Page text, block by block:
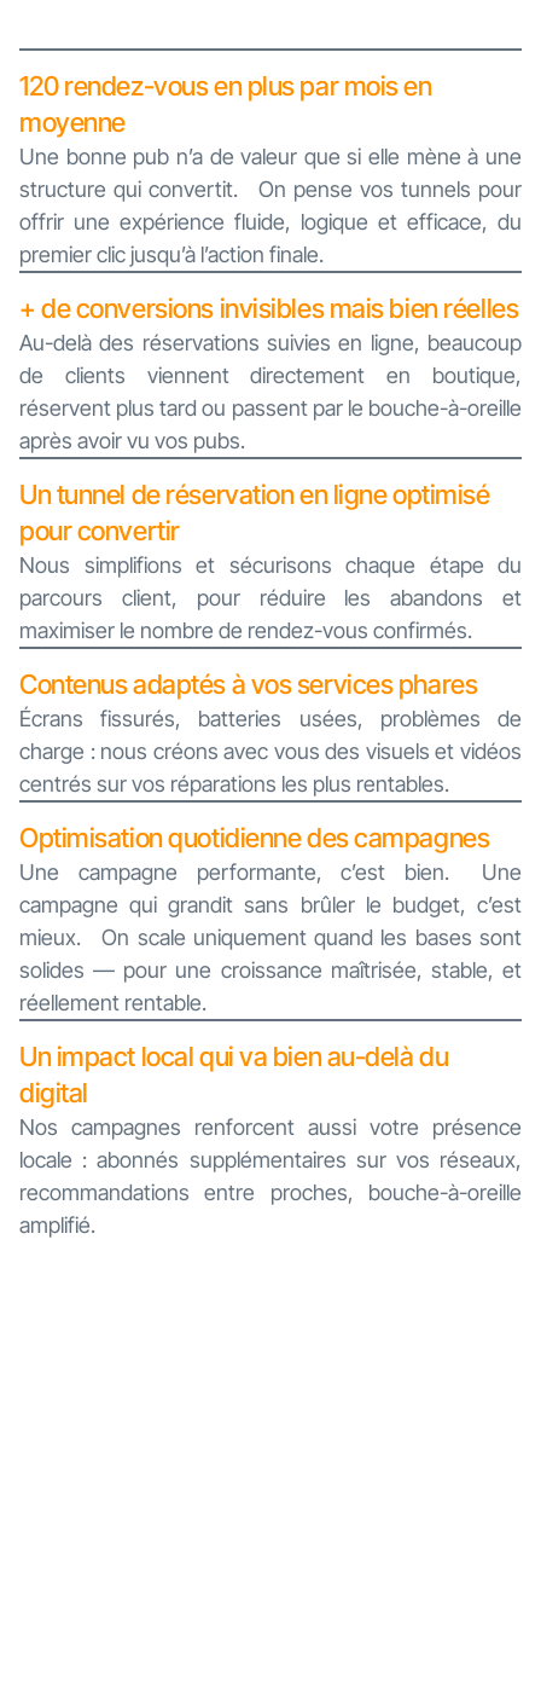
120 rendez-vous en plus par mois en
moyenne
Une bonne pub n’a de valeur que si elle mène à une
structure qui convertit. On pense vos tunnels pour
offrir une expérience fluide, logique et efficace, du
premier clic jusqu’à l’action finale.
+ de conversions invisibles mais bien réelles
Au-delà des réservations suivies en ligne, beaucoup
de clients viennent directement en boutique,
réservent plus tard ou passent par le bouche-à-oreille
après avoir vu vos pubs.
Un tunnel de réservation en ligne optimisé
pour convertir
Nous simplifions et sécurisons chaque étape du
parcours client, pour réduire les abandons et
maximiser le nombre de rendez-vous confirmés.
Contenus adaptés à vos services phares
Écrans fissurés, batteries usées, problèmes de
charge : nous créons avec vous des visuels et vidéos
centrés sur vos réparations les plus rentables.
Optimisation quotidienne des campagnes
Une campagne performante, c’est bien. Une
campagne qui grandit sans brûler le budget, c’est
mieux. On scale uniquement quand les bases sont
solides — pour une croissance maîtrisée, stable, et
réellement rentable.
Un impact local qui va bien au-delà du
digital
Nos campagnes renforcent aussi votre présence
locale : abonnés supplémentaires sur vos réseaux,
recommandations entre proches, bouche-à-oreille
amplifié.